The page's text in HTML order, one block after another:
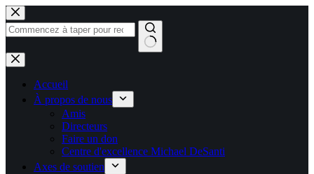
Skip
to
content
Pas
de
résultatsAccueil
À propos de nous
Amis
Directeurs
Faire un don
Centre d'excellence Michael DeSanti
Axes de soutien